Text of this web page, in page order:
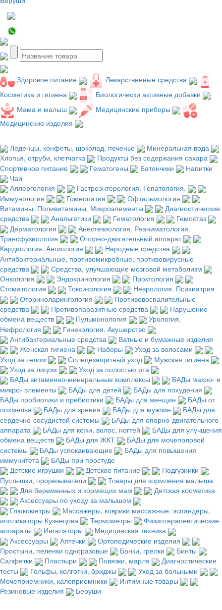
Здоровое питание
Лекарственные средства
Косметика и гигиена
Биологически активные добавки
Мама и малыш
Медицинские приборы
Медицинские изделия
Леденцы, конфеты, шоколад, печенье
Минеральная вода
Хлопья, отруби, клетчатка
Продукты без содержания сахара
Спортивное питание
Гематогены Батончики
Напитки
Чаи
Аллергология
Гастроэнтерология. Гепатология.
Иммунология
Гомеопатия
Офтальмология
Витамины. Поливитамины. Микроэлементы
Диагностические
средства
Анальгетики Гематология
Гемостаз
Дерматология
Анестезиология. Реаниматология.
Трансфузиология
Опорно-двигательный аппарат
Кардиология. Ангиология
Народные средства
Антибактериальные, противомикробные, противовирусные
средства
Средства, улучшающие мозговой метаболизм
Онкология
Эндокринология
Проктология
Стоматология
Токсикология
Неврология. Психиатрия
Оториноларингология
Противовоспалительные
средства
Противопаразитные средства
Нарушение
обмена веществ
Пульмонология
Урология.
Нефрология
Гинекология. Акушерство
Антибактериальные средства
Ватные и бумажные изделия
Женская гигиена
Наборы
Уход за волосами
Уход за телом
Солнцезащитный уход
Мужская гигиена
Уход за лицом
Уход за полостью рта
БАДы витаминно-минеральные комплексы
БАДы макро- и
микро- элементы
БАДы для детей
БАДы для похудения
БАДы пробиотики и пребиотики
БАДы для женщин
БАДы от
похмелья
БАДы для зрения БАДы для мужчин
БАДы для
сердечно-сосудистой системы
БАДы для опорно-двигательного
аппарата
БАДы для кожи, волос, ногтей
БАДы для улучшения
обмена веществ
БАДы для ЖКТ
БАДы для мочеполовой
системы
БАДы успокаивающие
БАДы для повышения
иммунитета
БАДы при простуде
Детские игрушки
Детское питание
Подгузники
Пустышки, прорезыватели
Товары для кормления малыша
Для беременных и кормящих мам
Детская косметика
Аксессуары по уходу за малышом
Глюкометры
Массажеры, коврики массажные, эспандеры,
иппликаторы Кузнецова
Термометры
Физиотерапевтические
аппараты
Ингаляторы
Медицинская техника
Аксессуары
Аптечки
Ортопедические изделия
Простыни, пеленки одноразовые
Банки, грелки
Бинты
Салфетки
Пластыри Повязки, марля
Диагностические
тесты
Гольфы, колготки, бриджы
Уход за больными
Мочеприемники, калоприемники
Интимные товары
Резиновые изделия
Беруши